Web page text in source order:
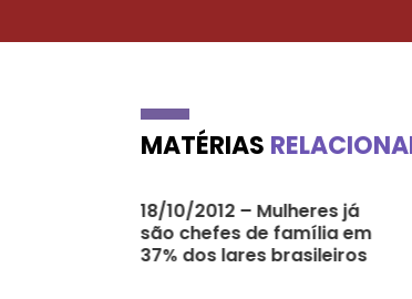
MATÉRIAS
18/10/2012 – Mulheres já
são chefes de família em
37% dos lares brasileiros